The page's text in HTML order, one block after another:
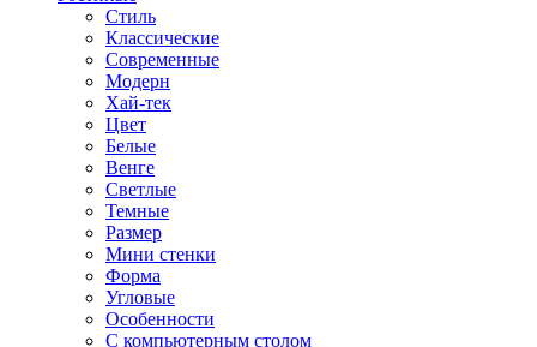
Стиль
Классические
Современные
Модерн
Хай-тек
Цвет
Белые
Венге
Светлые
Темные
Размер
Мини стенки
Форма
Угловые
Особенности
С компьютерным столом